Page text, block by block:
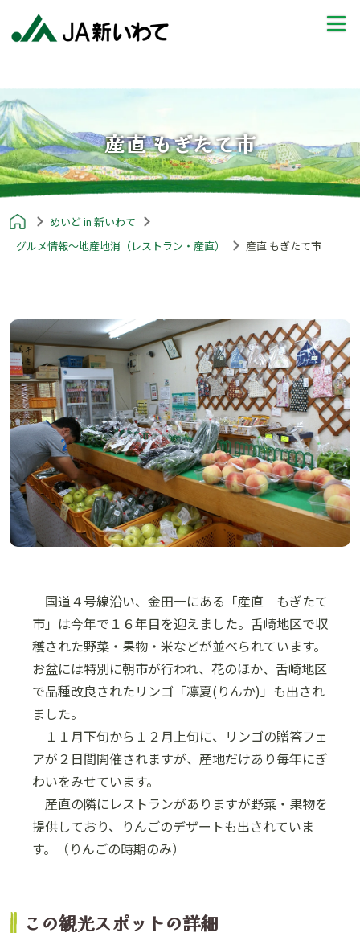
産直 もぎたて市
めいど in 新いわて
グルメ情報～地産地消（レストラン・産直）
産直 もぎたて市
国道４号線沿い、金田一にある「産直 もぎたて
市」は今年で１６年目を迎えました。舌崎地区で収
穫された野菜・果物・米などが並べられています。
お盆には特別に朝市が行われ、花のほか、舌崎地区
で品種改良されたリンゴ「凛夏(りんか)」も出され
ました。
１１月下旬から１２月上旬に、リンゴの贈答フェ
アが２日間開催されますが、産地だけあり毎年にぎ
わいをみせています。
産直の隣にレストランがありますが野菜・果物を
提供しており、りんごのデザートも出されていま
す。（りんごの時期のみ）
この観光スポットの詳細